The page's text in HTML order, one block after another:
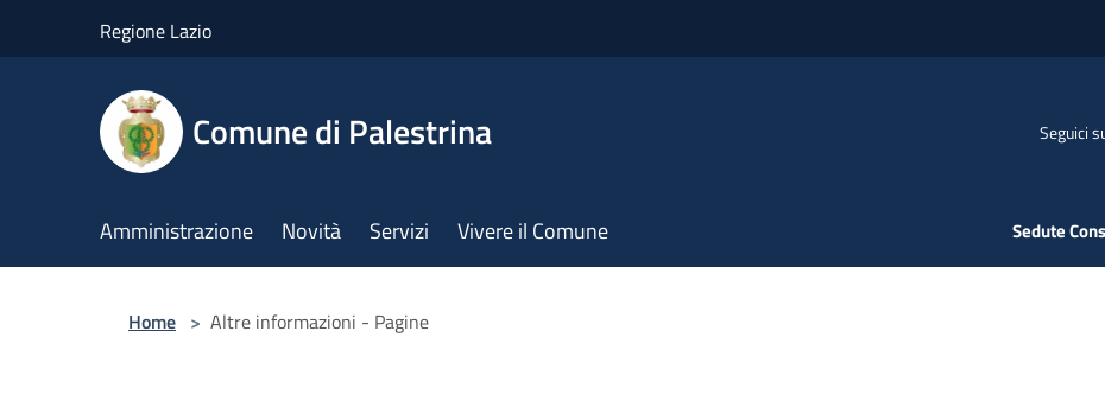
Regione Lazio
Comune di Palestrina Seguici
Amministrazione Novità Servizi Vivere il Comune Sedute
Home > Altre informazioni - Pagine